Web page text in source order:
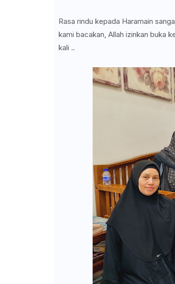
Rasa rindu kepada Haramain
kami bacakan, Allah izinkan buka
kali ..